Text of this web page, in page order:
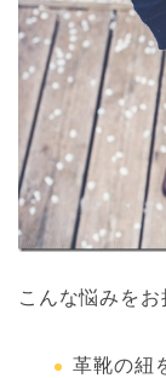
こんな悩みを
革靴の紐